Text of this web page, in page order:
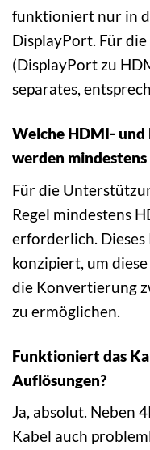
funktioniert nur in
DisplayPort. Für
(DisplayPort zu
separates,
Welche HDMI-
werden
Für die
Regel mindestens
erforderlich. Dieses
konzipiert, um
die Konvertierung
zu ermöglichen.
Funktioniert das
Auflösungen?
Ja, absolut. Neben
Kabel auch